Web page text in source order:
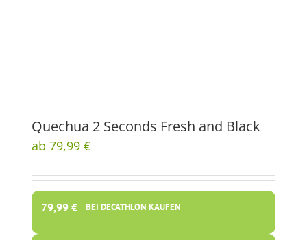
Quechua 2 Seconds Fresh and Black
ab 79,99 €
79,99 € BEI DECATHLON KAUFEN